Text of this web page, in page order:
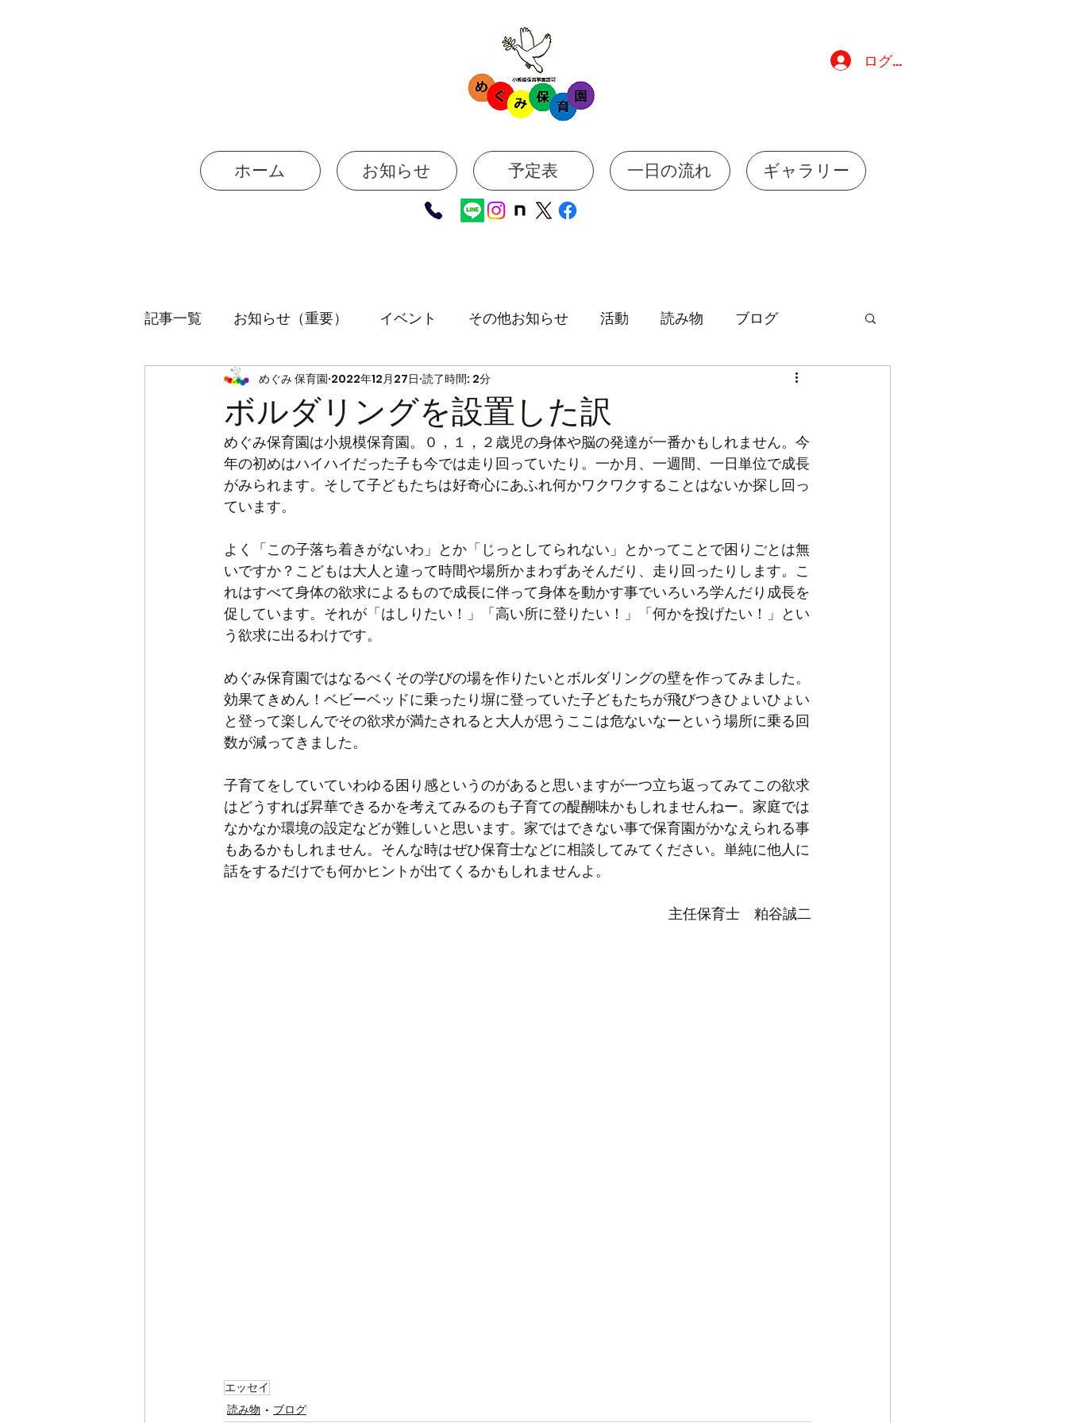
ログイン
ホーム お知らせ 予定表 一日の流れ ギャラリー
記事一覧 お知らせ（重要） イベント その他お知らせ 活動 読み物 ブログ
モンテッソーリ
ボルダリングを設置した訳
めぐみ 保育園 2022年12月27日 読了時間: 2分
めぐみ保育園は小規模保育園。０，１，２歳児の身体や脳の発達が一番かもしれません。今
年の初めはハイハイだった子も今では走り回っていたり。一か月、一週間、一日単位で成長
がみられます。そして子どもたちは好奇心にあふれ何かワクワクすることはないか探し回っ
ています。
よく「この子落ち着きがないわ」とか「じっとしてられない」とかってことで困りごとは無
いですか？こどもは大人と違って時間や場所かまわずあそんだり、走り回ったりします。こ
れはすべて身体の欲求によるもので成長に伴って身体を動かす事でいろいろ学んだり成長を
促しています。それが「はしりたい！」「高い所に登りたい！」「何かを投げたい！」とい
う欲求に出るわけです。
めぐみ保育園ではなるべくその学びの場を作りたいとボルダリングの壁を作ってみました。
効果てきめん！ベビーベッドに乗ったり塀に登っていた子どもたちが飛びつきひょいひょい
と登って楽しんでその欲求が満たされると大人が思うここは危ないなーという場所に乗る回
数が減ってきました。
子育てをしていていわゆる困り感というのがあると思いますが一つ立ち返ってみてこの欲求
はどうすれば昇華できるかを考えてみるのも子育ての醍醐味かもしれませんねー。家庭では
なかなか環境の設定などが難しいと思います。家ではできない事で保育園がかなえられる事
もあるかもしれません。そんな時はぜひ保育士などに相談してみてください。単純に他人に
話をするだけでも何かヒントが出てくるかもしれませんよ。
主任保育士　粕谷誠二
エッセイ
読み物
ブログ